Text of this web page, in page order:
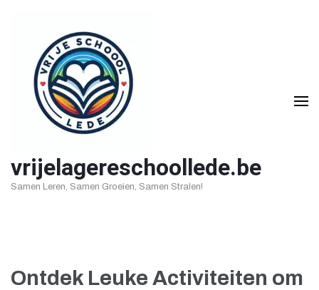
inhoud
vrijelagereschoollede.be
Samen Leren, Samen Groeien, Samen Stralen!
Ontdek Leuke Activiteiten om